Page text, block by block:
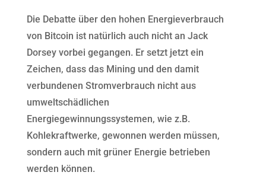
Die Debatte über den hohen Energieverbrauch
von Bitcoin ist natürlich auch nicht an Jack
Dorsey vorbei gegangen. Er setzt jetzt ein
Zeichen, dass das Mining und den damit
verbundenen Stromverbrauch nicht aus
umweltschädlichen
Energiegewinnungssystemen, wie z.B.
Kohlekraftwerke, gewonnen werden müssen,
sondern auch mit grüner Energie betrieben
werden können.